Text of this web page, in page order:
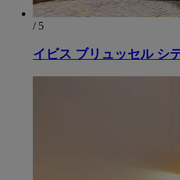
/ 5
イビス ブリュッセル シ